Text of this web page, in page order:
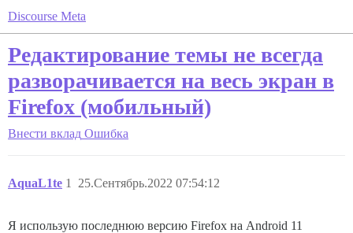
Discourse Meta
Редактирование темы не всегда
разворачивается на весь экран в
Firefox (мобильный)
Внести вклад Ошибка
AquaL1te 25.Сентябрь.2022 07:54:12
1
Я использую последнюю версию Firefox на Android 11